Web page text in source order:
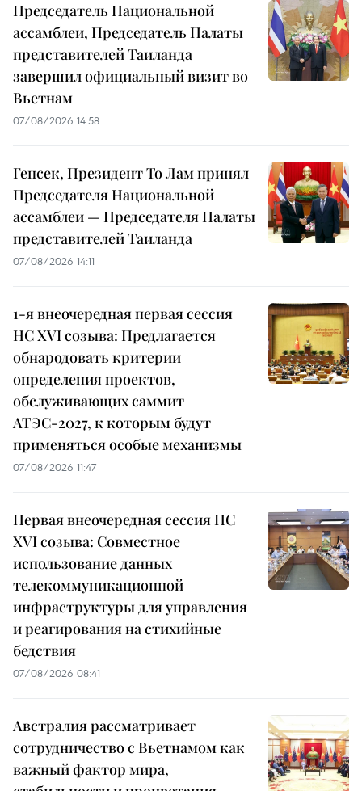
Председатель Национальной
ассамблеи, Председатель Палаты
представителей Таиланда
завершил официальный визит во
Вьетнам
07/08/2026 14:58
Генсек, Президент То Лам принял
Председателя Национальной
ассамблеи — Председателя Палаты
представителей Таиланда
07/08/2026 14:11
1-я внеочередная первая сессия
НС XVI созыва: Предлагается
обнародовать критерии
определения проектов,
обслуживающих саммит
АТЭС-2027, к которым будут
применяться особые механизмы
07/08/2026 11:47
Первая внеочередная сессия НС
XVI созыва: Совместное
использование данных
телекоммуникационной
инфраструктуры для управления
и реагирования на стихийные
бедствия
07/08/2026 08:41
Австралия рассматривает
сотрудничество с Вьетнамом как
важный фактор мира,